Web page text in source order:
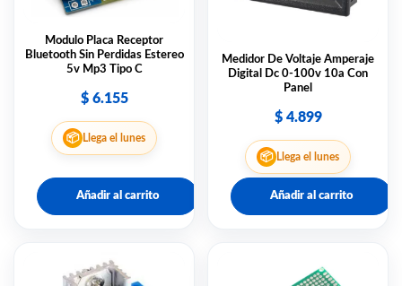
Modulo Placa Receptor
Bluetooth Sin Perdidas Estereo
5v Mp3 Tipo C
$6.155
📦 Llega el lunes
Añadir al carrito
Medidor De Voltaje Amperaje
Digital Dc 0-100v 10a Con
Panel
$4.899
📦 Llega el lunes
Añadir al carrito